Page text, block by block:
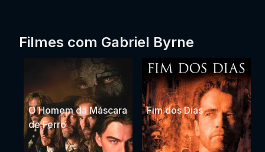
Filmes com Gabriel Byrne
O Homem da Máscara
de Ferro
Fim dos Dias